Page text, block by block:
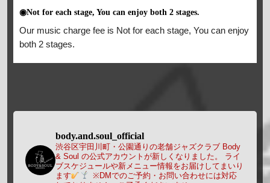
◉Not for each stage, You can enjoy both 2 stages.
Our music charge fee is Not for each stage, You can enjoy
both 2 stages.
body.and.soul_official
渋谷区宇田川町・公園通りの老舗ジャズクラブ Body
& Soul の公式アカウントが新しくなりました。
ライ
ブスケジュールや新メニュー情報をお届けしてまいり
ます
※DMでのご予約・お問い合わせには対応